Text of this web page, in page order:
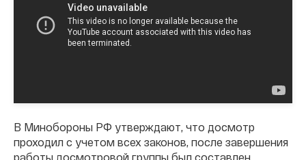
В Минобороны РФ утверждают, что досмотр
проходил с учетом всех законов, после завершения
работы досмотровой группы был составлен